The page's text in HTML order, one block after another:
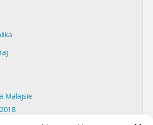
Malajsie